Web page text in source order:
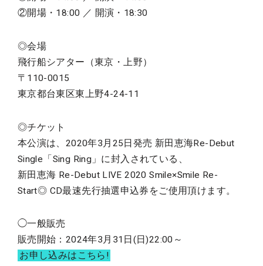
②開場・18:00 ／ 開演・18:30
◎会場
飛行船シアター（東京・上野）
〒110-0015
東京都台東区東上野4-24-11
◎チケット
本公演は、2020年3月25日発売 新田恵海Re-Debut
Single「Sing Ring」に封入されている、
新田恵海 Re-Debut LIVE 2020 Smile×Smile Re-
Start◎ CD最速先行抽選申込券をご使用頂けます。
◯一般販売
販売開始：2024年3月31日(日)22:00～
お申し込みはこちら!